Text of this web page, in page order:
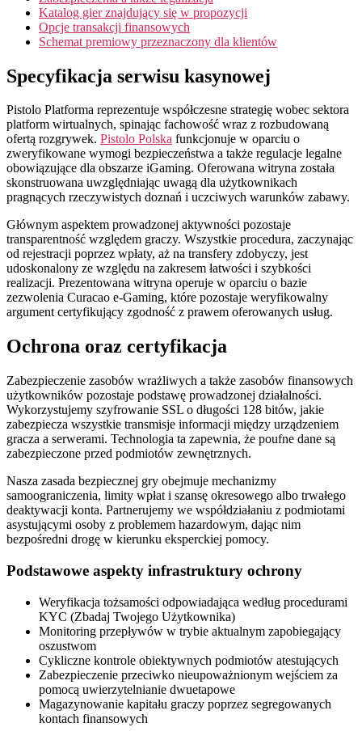
Katalog gier znajdujący się w propozycji
Opcje transakcji finansowych
Schemat premiowy przeznaczony dla klientów
Specyfikacja serwisu kasynowej
Pistolo Platforma reprezentuje współczesne strategię wobec sektora
platform wirtualnych, spinając fachowość wraz z rozbudowaną
ofertą rozgrywek. Pistolo Polska funkcjonuje w oparciu o
zweryfikowane wymogi bezpieczeństwa a także regulacje legalne
obowiązujące dla obszarze iGaming. Oferowana witryna została
skonstruowana uwzględniając uwagą dla użytkownikach
pragnących rzeczywistych doznań i uczciwych warunków zabawy.
Głównym aspektem prowadzonej aktywności pozostaje
transparentność względem graczy. Wszystkie procedura, zaczynając
od rejestracji poprzez wpłaty, aż na transfery zdobyczy, jest
udoskonalony ze względu na zakresem łatwości i szybkości
realizacji. Prezentowana witryna operuje w oparciu o bazie
zezwolenia Curacao e-Gaming, które pozostaje weryfikowalny
argument certyfikujący zgodność z prawem oferowanych usług.
Ochrona oraz certyfikacja
Zabezpieczenie zasobów wrażliwych a także zasobów finansowych
użytkowników pozostaje podstawę prowadzonej działalności.
Wykorzystujemy szyfrowanie SSL o długości 128 bitów, jakie
zabezpiecza wszystkie transmisje informacji między urządzeniem
gracza a serwerami. Technologia ta zapewnia, że poufne dane są
zabezpieczone przed podmiotów zewnętrznych.
Nasza zasada bezpiecznej gry obejmuje mechanizmy
samoograniczenia, limity wpłat i szansę okresowego albo trwałego
deaktywacji konta. Partnerujemy we współdziałaniu z podmiotami
asystującymi osoby z problemem hazardowym, dając nim
bezpośredni drogę w kierunku eksperckiej pomocy.
Podstawowe aspekty infrastruktury ochrony
Weryfikacja tożsamości odpowiadająca według procedurami
KYC (Zbadaj Twojego Użytkownika)
Monitoring przepływów w trybie aktualnym zapobiegający
oszustwom
Cykliczne kontrole obiektywnych podmiotów atestujących
Zabezpieczenie przeciwko nieupoważnionym wejściem za
pomocą uwierzytelnianie dwuetapowe
Magazynowanie kapitału graczy poprzez segregowanych
kontach finansowych